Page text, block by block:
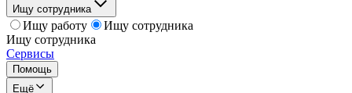
Ищу сотрудника
Ищу работу
Ищу сотрудника
Ищу сотрудника
Сервисы
Помощь
Ещё